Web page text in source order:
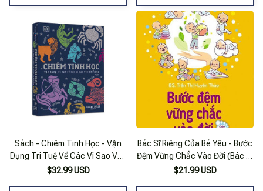
Sách - Chiêm Tinh Học - Vận
Dụng Trí Tuệ Về Các Vì Sao Vào
Đời Sống
$32.99 USD
Bác Sĩ Riêng Của Bé Yêu - Bước
Đệm Vững Chắc Vào Đời (Bác Sĩ
Huyên Thảo)
$21.99 USD